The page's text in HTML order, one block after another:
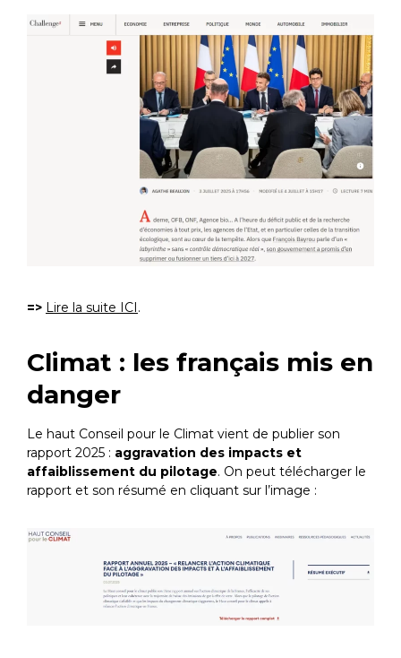
=> Lire la suite ICI.
Climat : les français mis en
danger
Le haut Conseil pour le Climat vient de publier son
rapport 2025 : aggravation des impacts et
affaiblissement du pilotage. On peut télécharger le
rapport et son résumé en cliquant sur l’image :